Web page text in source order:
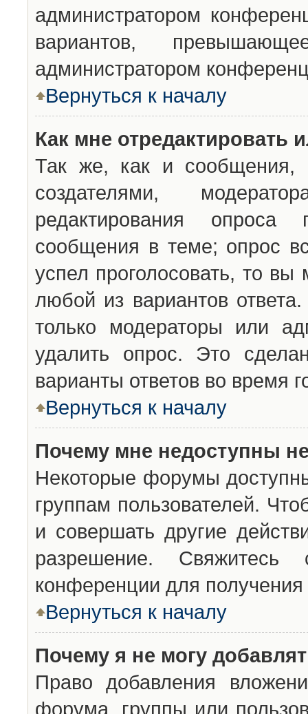
администратором
вариантов,
администратором
Вернуться к началу
Как мне отредактировать
Так же, как и сообщения,
создателями,
редактирования опроса
сообщения в теме; опрос
успел проголосовать, то вы
любой из вариантов
только модераторы или
удалить опрос. Это
варианты ответов во время
Вернуться к началу
Почему мне недоступны
Некоторые форумы
группам пользователей.
и совершать другие
разрешение. Свяжитесь
конференции для получения
Вернуться к началу
Почему я не могу
Право добавления
форума, группы или